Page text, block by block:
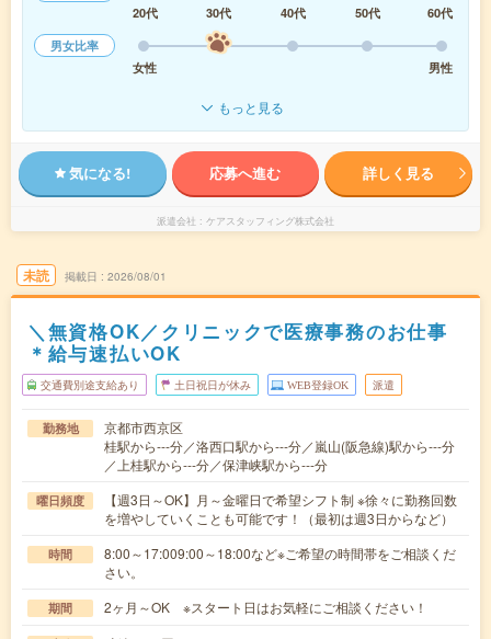
20代
30代 40代 50代
60代
男女比率
女性
男性
もっと見る
気になる! 応募へ進む 詳しく見る
派遣会社 ケアスタッフィング株式会社
未読 掲載日 2026/08/01
＼無資格OK／クリニックで医療事務のお仕事
＊給与速払いOK
交通費別途支給あり 土日祝日が休み WEB登録OK 派遣
勤務地
京都市西京区
桂駅から---分／洛西口駅から---分／嵐山(阪急線)駅から---分
／上桂駅から---分／保津峡駅から---分
曜日頻度
【週3日～OK】月～金曜日で希望シフト制 ※徐々に勤務回数
を増やしていくことも可能です！（最初は週3日からなど）
時間
8:00～17:009:00～18:00など※ご希望の時間帯をご相談くだ
さい。
期間 2ヶ月～OK ※スタート日はお気軽にご相談ください！